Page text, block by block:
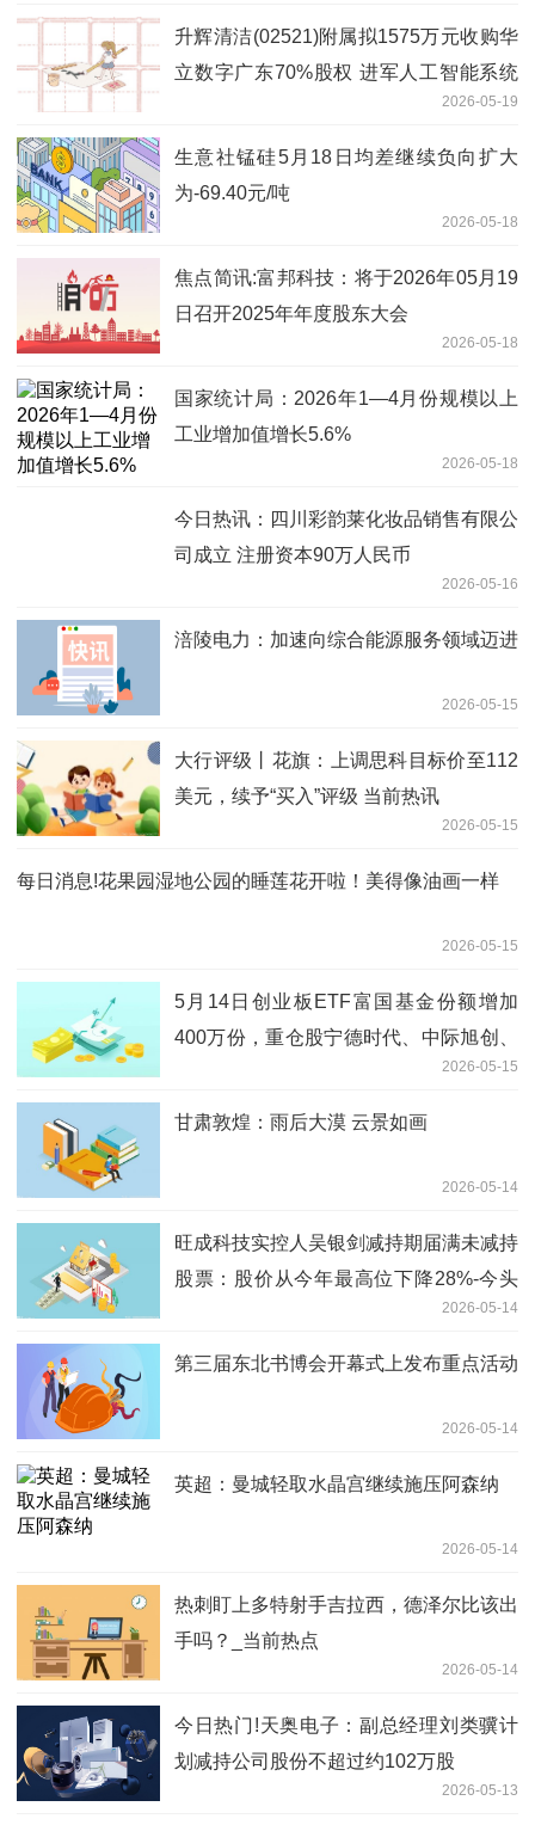
升辉清洁(02521)附属拟1575万元收购华
立数字广东70%股权 进军人工智能系统
2026-05-19
生意社锰硅5月18日均差继续负向扩大
为-69.40元/吨
2026-05-18
焦点简讯:富邦科技：将于2026年05月19
日召开2025年年度股东大会
2026-05-18
国家统计局：2026年1—4月份规模以上
工业增加值增长5.6%
2026-05-18
今日热讯：四川彩韵莱化妆品销售有限公
司成立 注册资本90万人民币
2026-05-16
涪陵电力：加速向综合能源服务领域迈进
2026-05-15
大行评级丨花旗：上调思科目标价至112
美元，续予“买入”评级 当前热讯
2026-05-15
每日消息!花果园湿地公园的睡莲花开啦！美得像油画一样
2026-05-15
5月14日创业板ETF富国基金份额增加
400万份，重仓股宁德时代、中际旭创、
2026-05-15
甘肃敦煌：雨后大漠 云景如画
2026-05-14
旺成科技实控人吴银剑减持期届满未减持
股票：股价从今年最高位下降28%-今头
2026-05-14
第三届东北书博会开幕式上发布重点活动
2026-05-14
英超：曼城轻取水晶宫继续施压阿森纳
2026-05-14
热刺盯上多特射手吉拉西，德泽尔比该出
手吗？_当前热点
2026-05-14
今日热门!天奥电子：副总经理刘类骥计
划减持公司股份不超过约102万股
2026-05-13